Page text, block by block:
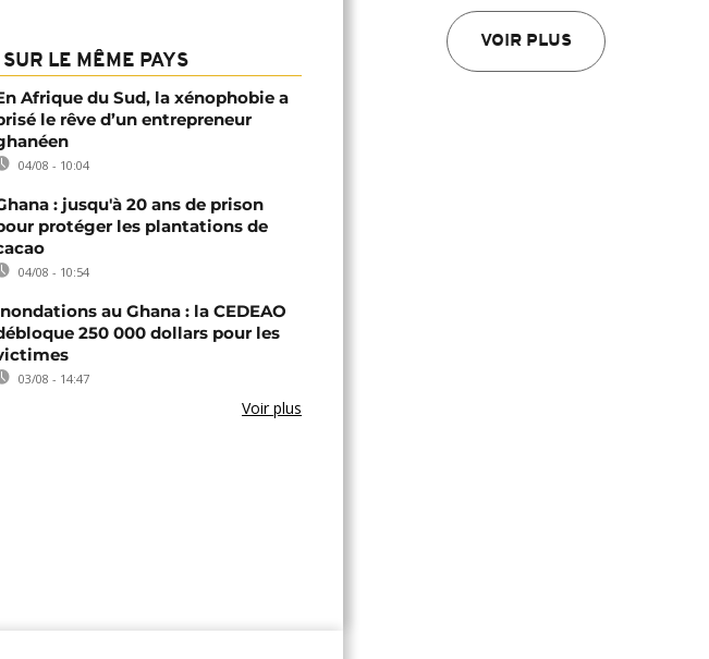
VOIR PLUS
SUR LE MÊME PAYS
Afrique du Sud, la xénophobie a
le rêve d’un entrepreneur
04/08 - 10:04
: jusqu'à 20 ans de prison
protéger les plantations de
04/08 - 10:54
au Ghana : la CEDEAO
250 000 dollars pour les
03/08 - 14:47
Voir plus